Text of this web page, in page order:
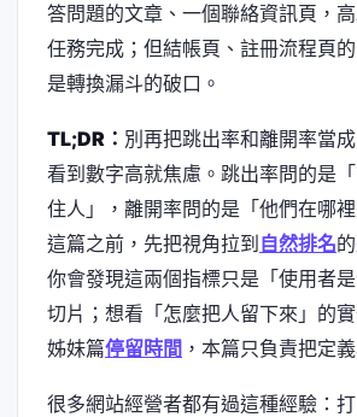
答問題的文章、一個聯絡資訊頁，
任務完成；但結帳頁、註冊流程頁
是轉換漏斗的破口。
TL;DR： 別再把跳出率和離開率當
看到數字高就焦慮。跳出率問的是
住人」，離開率問的是「他們在哪
這篇之前，先把視角拉到自然排名
你會發現這兩個指標只是「使用者
切片；想看「怎麼把人留下來」的
姊妹篇停留時間 ，本篇只負責把定
很多網站經營者都有過這種經驗：